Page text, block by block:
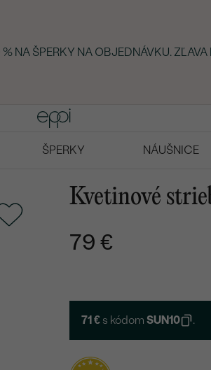
NA ŠPERKY NA OBJEDNÁVKU.
ŠPERKY NÁUŠNICE
Kvetinové
79 €
71 € s kódomSUN10 .